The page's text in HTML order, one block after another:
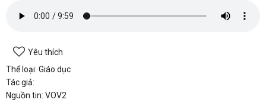
Yêu thích
Thể loại: Giáo dục
Tác giả:
Nguồn tin: VOV2